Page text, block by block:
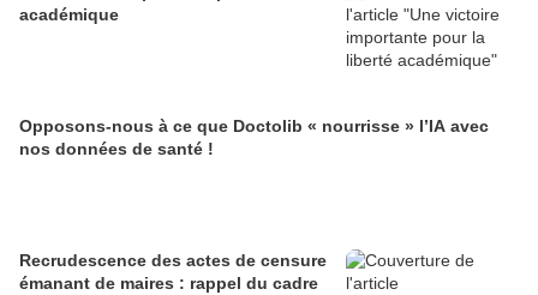
académique
Opposons-nous à ce que Doctolib « nourrisse » l’IA avec
nos données de santé !
Recrudescence des actes de censure
émanant de maires : rappel du cadre